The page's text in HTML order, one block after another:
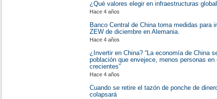
¿Qué valores elegir en infraestructuras
Hace 4 años
Banco Central de China toma medidas para
ZEW de diciembre en Alemania.
Hace 4 años
¿Invertir en China? “La economía de China
población que envejece, menos personas
crecientes”
Hace 4 años
Cuando se retire el tazón de ponche de
colapsará